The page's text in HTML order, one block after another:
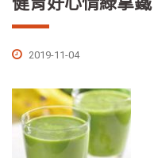
2019-11-04